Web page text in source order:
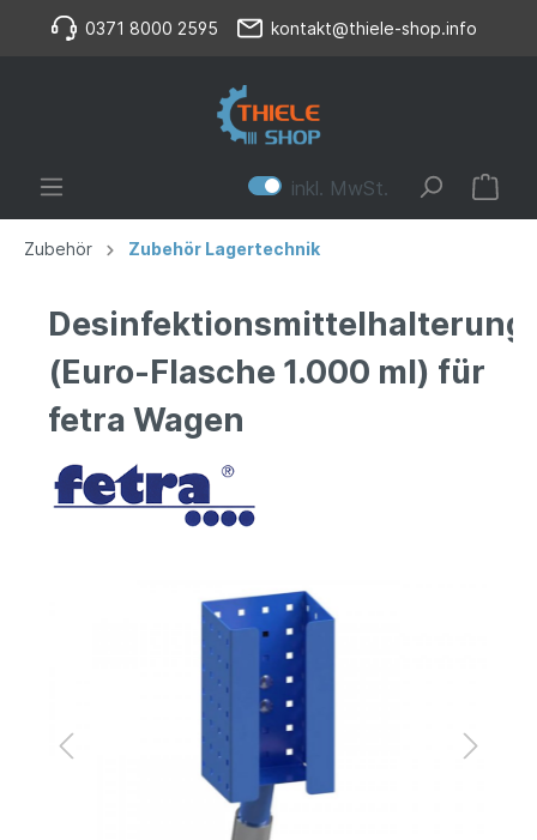
0371 8000 2595 kontakt@thiele-shop.info
inkl. MwSt.
Zubehör Zubehör Lagertechnik
Desinfektionsmittelhalterung
(Euro-Flasche 1.000 ml) für
fetra Wagen